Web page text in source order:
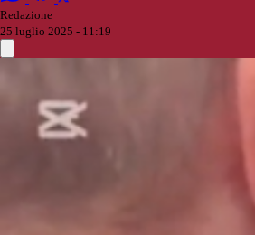
Redazione
25 luglio 2025 - 11:19